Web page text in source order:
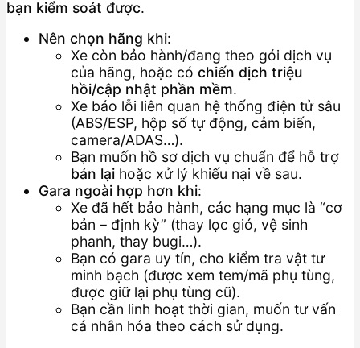
bạn kiểm soát được.
Nên chọn hãng khi:
Xe còn bảo hành/đang theo gói dịch vụ
của hãng, hoặc có chiến dịch triệu
hồi/cập nhật phần mềm.
Xe báo lỗi liên quan hệ thống điện tử sâu
(ABS/ESP, hộp số tự động, cảm biến,
camera/ADAS…).
Bạn muốn hồ sơ dịch vụ chuẩn để hỗ trợ
bán lại hoặc xử lý khiếu nại về sau.
Gara ngoài hợp hơn khi:
Xe đã hết bảo hành, các hạng mục là “cơ
bản – định kỳ” (thay lọc gió, vệ sinh
phanh, thay bugi…).
Bạn có gara uy tín, cho kiểm tra vật tư
minh bạch (được xem tem/mã phụ tùng,
được giữ lại phụ tùng cũ).
Bạn cần linh hoạt thời gian, muốn tư vấn
cá nhân hóa theo cách sử dụng.